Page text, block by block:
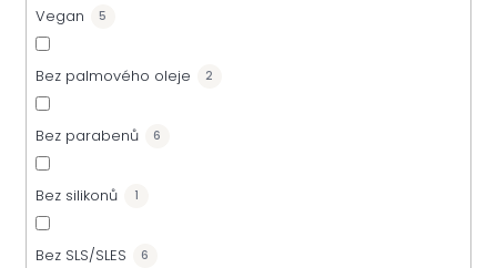
Vegan 5
Bez palmového oleje 2
Bez parabenů 6
Bez silikonů 1
Bez SLS/SLES 6